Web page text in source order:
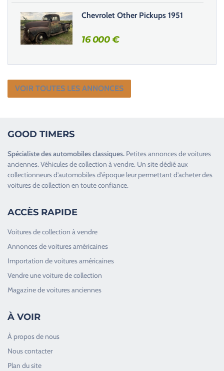
Chevrolet Other Pickups 1951
16 000€
VOIR TOUTES LES ANNONCES
GOOD TIMERS
Spécialiste desautomobiles classiques. Petites annonces devoitures
anciennes.Véhicules de collection à vendre. Un site dédié aux
collectionneurs d’automobiles d’époque leur permettant d’acheter des
voitures de collection en toute confiance.
ACCÈS RAPIDE
Voitures de collection à vendre
Annonces de voitures américaines
Importation de voitures américaines
Vendre une voiture de collection
Magazine de voitures anciennes
À VOIR
À propos de nous
Nous contacter
Plan du site